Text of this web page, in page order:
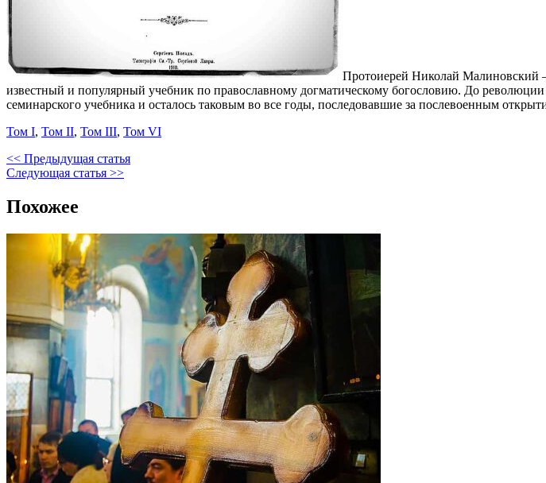
Протоиерей Николай Малиновский
известный и популярный учебник по православному догматическому богословию. До
семинарского учебника и осталось таковым во все годы, последовавшие за послевоенным
Том I, Том II, Том III, Том VI
<< Предыдущая статья
Следующая статья >>
Похожее